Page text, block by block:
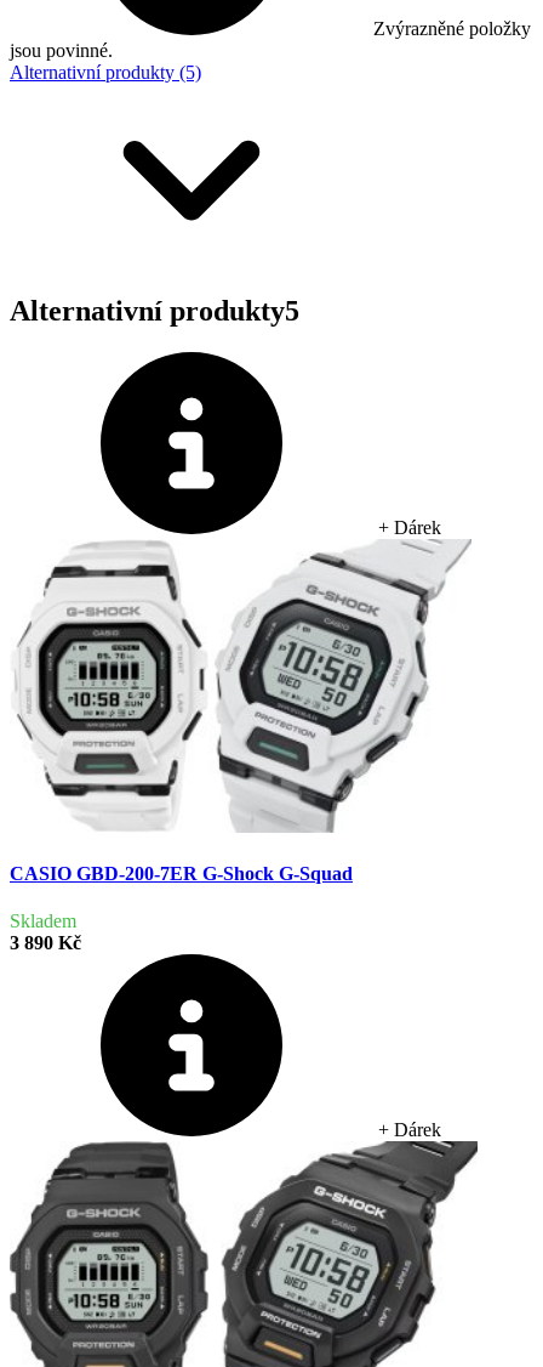
Zvýrazněné položky
jsou povinné.
Alternativní produkty (5)
Alternativní produkty5
+ Dárek
CASIO GBD-200-7ER G-Shock G-Squad
Skladem
3 890 Kč
+ Dárek